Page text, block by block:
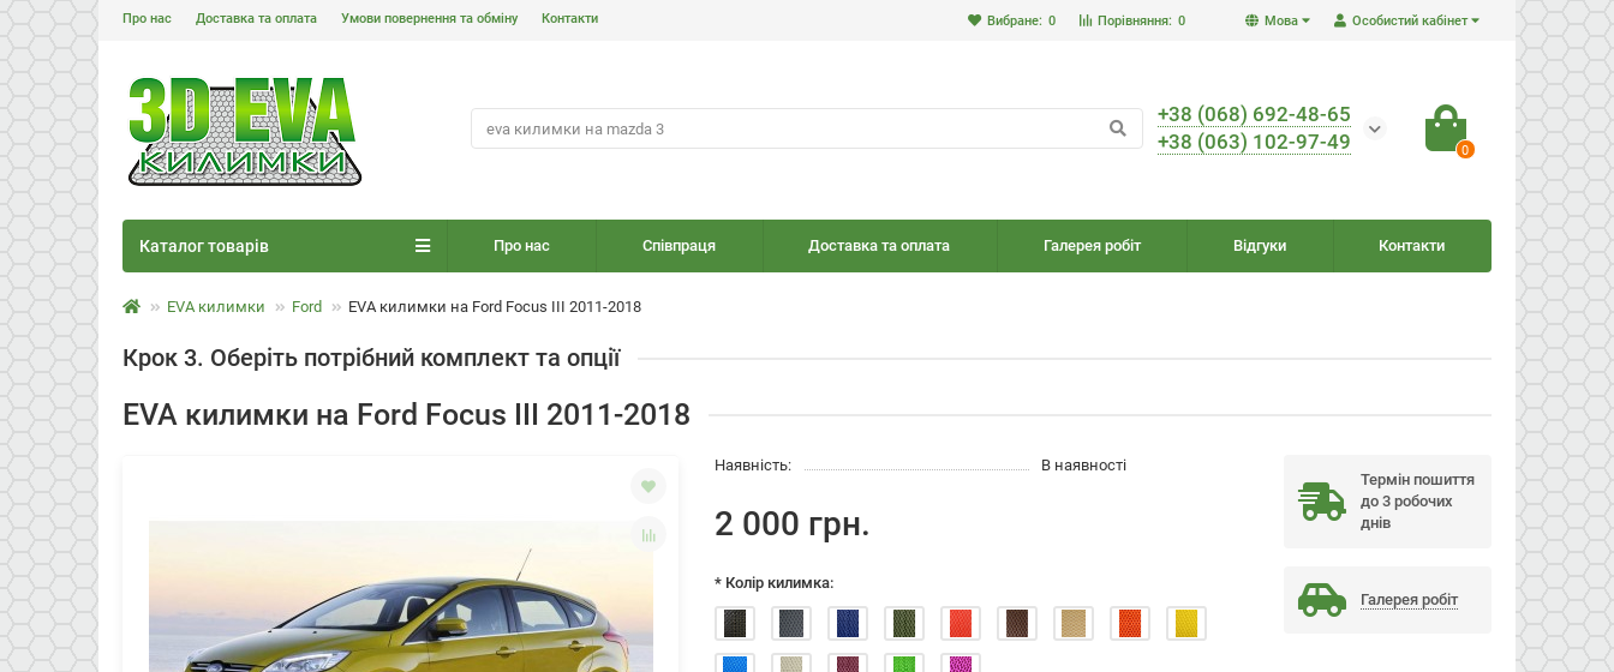
Особистий кабінет
Мова
Порівняння: 0
Вибране: 0
Про нас Доставка та оплата Умови повернення та обміну Контакти
+38 (068) 692-48-65
+38 (063) 102-97-49
0
Каталог товарів Про нас Співпраця Доставка та оплата Галерея робіт Відгуки Контакти
EVA килимки Ford EVA килимки на Ford Focus III 2011-2018
Крок 3. Оберіть потрібний комплект та опції
EVA килимки на Ford Focus III 2011-2018
Наявність: В наявності
2 000 грн.
* Колір килимка:
Термін пошиття
до 3 робочих
днів
Галерея робiт